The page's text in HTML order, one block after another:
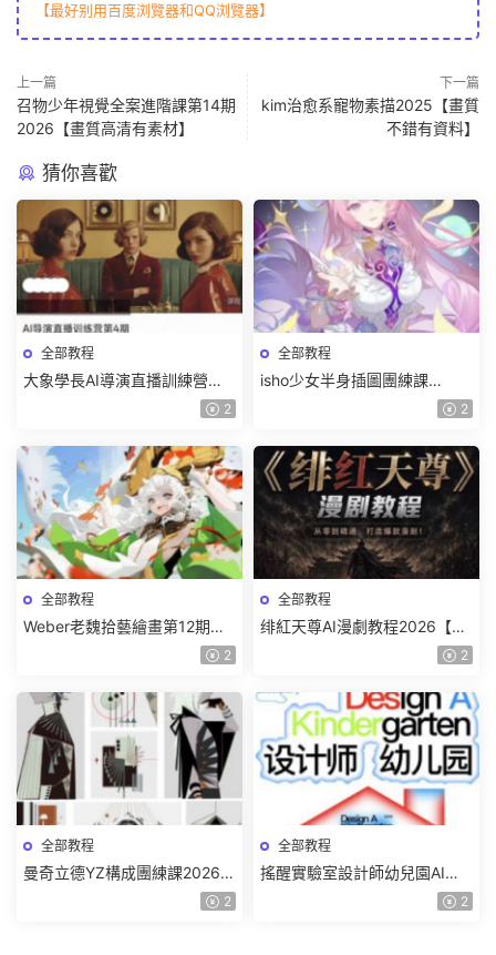
【最好别用百度浏覽器和QQ浏覽器】
上一篇
召物少年視覺全案進階課第14期
2026【畫質高清有素材】
下一篇
kim治愈系寵物素描2025【畫質
不錯有資料】
猜你喜歡
全部教程
大象學長AI導演直播訓練營第4
期2026【畫質高清有資料】 2
全部教程
isho少女半身插圖團練課
2026【畫質高清隻有視頻】 2
全部教程
Weber老魏拾藝繪畫第12期角
色特訓班【畫質不錯隻有視
2
全部教程
绯紅天尊AI漫劇教程2026【畫
2
全部教程
曼奇立德YZ構成團練課2026年
8月已結課【畫質高清有課件】
2
全部教程
搖醒實驗室設計師幼兒園AI軟
件基礎課2025【畫質不錯有素
2